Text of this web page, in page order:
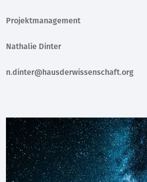
Projektmanagement
Nathalie Dinter
n.dinter@hausderwissenschaft.org